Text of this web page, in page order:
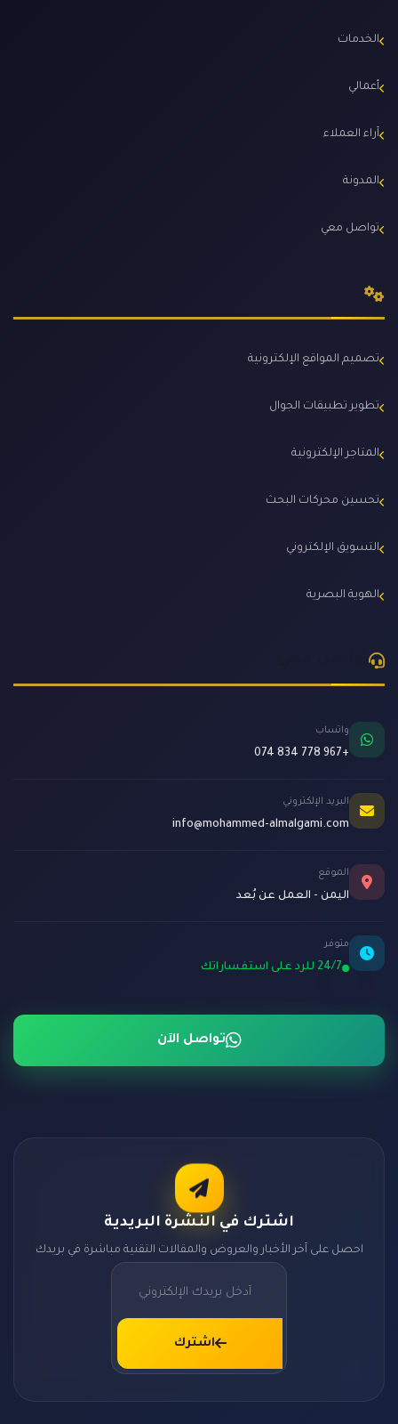
الخدمات
أعمالي
آراء العملاء
المدونة
تواصل معي
تصميم المواقع الإلكترونية
تطوير تطبيقات الجوال
المتاجر الإلكترونية
تحسين محركات البحث
التسويق الإلكتروني
الهوية البصرية
واتساب
+967 778 834 074
البريد الإلكتروني
info@mohammed-almalgami.com
الموقع
اليمن - العمل عن بُعد
متوفر
24/7 للرد على استفساراتك
تواصل الآن
اشترك في النشرة البريدية
احصل على آخر الأخبار والعروض والمقالات التقنية مباشرة في بريدك
اشترك